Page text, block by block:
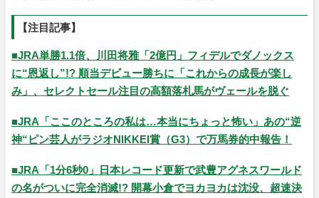
【注目記事】
■JRA単勝1.1倍、川田将雅「2億円」フィデルでダノックス
に“恩返し”!? 順当デビュー勝ちに「これからの成長が楽し
み」、セレクトセール注目の高額落札馬がヴェールを脱ぐ
■JRA「ここのところの私は…本当にちょっと怖い」あの“逆
神“ピン芸人がラジオNIKKEI賞（G3）で万馬券的中報告！
■JRA「1分6秒0」日本レコード更新で武豊アグネスワールド
の名がついに完全消滅!? 開幕小倉でヨカヨカは沈没、超速決